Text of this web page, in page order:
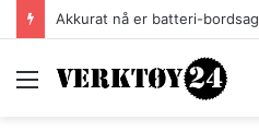
Akkurat nå er batteri-
Meny